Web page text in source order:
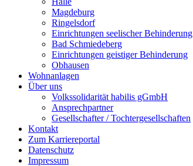
Magdeburg
Ringelsdorf
Einrichtungen seelischer Behinderung
Bad Schmiedeberg
Einrichtungen geistiger Behinderung
Obhausen
Wohnanlagen
Über uns
Volkssolidarität habilis gGmbH
Ansprechpartner
Gesellschafter / Tochtergesellschaften
Kontakt
Zum Karriereportal
Datenschutz
Impressum